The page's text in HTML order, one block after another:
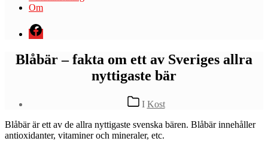
Om
Menyval
Blåbär – fakta om ett av Sveriges allra
nyttigaste bär
Kategorier
I Kost
Blåbär är ett av de allra nyttigaste svenska bären. Blåbär innehåller
antioxidanter, vitaminer och mineraler, etc.